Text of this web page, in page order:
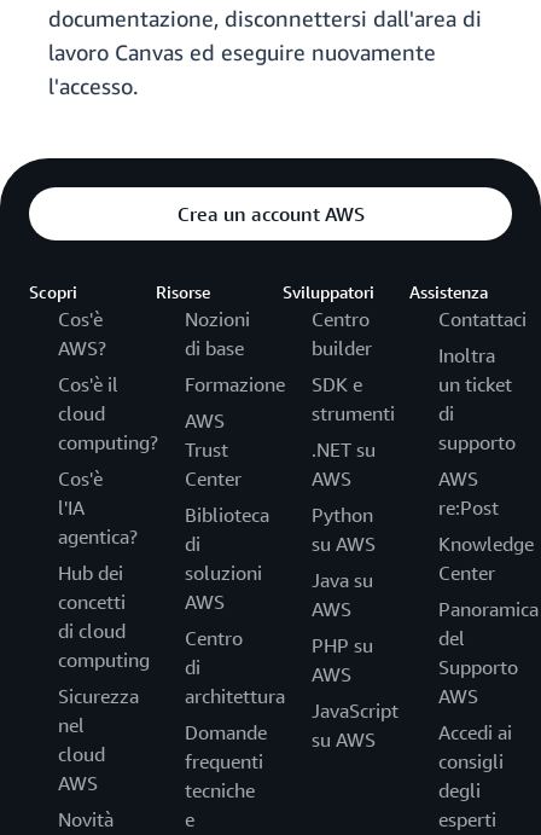
documentazione, disconnettersi dall'area di
lavoro Canvas ed eseguire nuovamente
l'accesso.
Crea un account AWS
Scopri
Cos'è
AWS?
Cos'è il
cloud
computing?
Cos'è
l'IA
agentica?
Hub dei
concetti
di cloud
computing
Sicurezza
nel
cloud
AWS
Novità
Risorse
Nozioni
di base
Formazione
AWS
Trust
Center
Biblioteca
di
soluzioni
AWS
Centro
di
architettura
Domande
frequenti
tecniche
e
Sviluppatori
Centro
builder
SDK e
strumenti
.NET su
AWS
Python
su AWS
Java su
AWS
PHP su
AWS
JavaScript
su AWS
Assistenza
Contattaci
Inoltra
un ticket
di
supporto
AWS
re:Post
Knowledge
Center
Panoramica
del
Supporto
AWS
Accedi ai
consigli
degli
esperti